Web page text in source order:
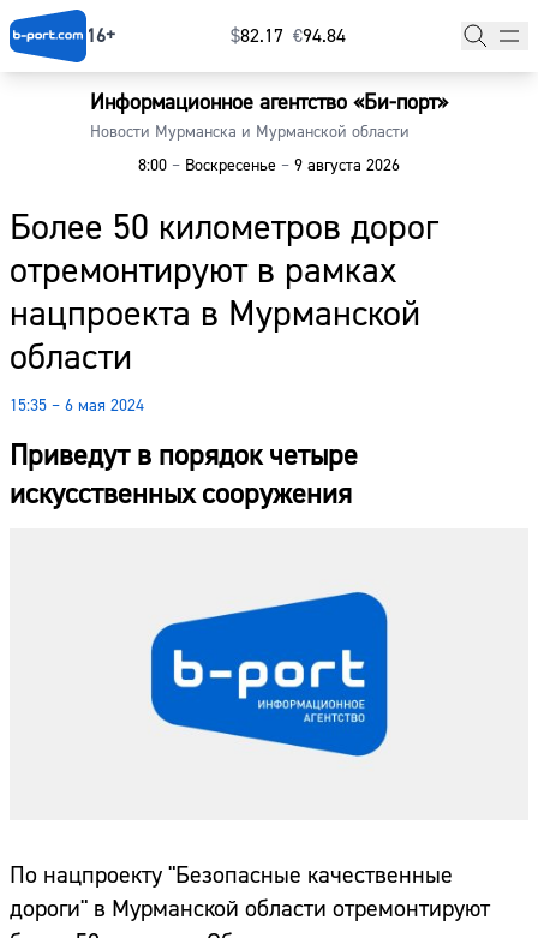
16+ $⁠82.17 €⁠94.84
Информационное агентство «Би-порт»
Новости Мурманска и Мурманской области
8:00 – Воскресенье – 9 августа 2026
Более 50 километров дорог
отремонтируют в рамках
нацпроекта в Мурманской
области
15:35 – 6 мая 2024
Приведут в порядок четыре
искусственных сооружения
По нацпроекту "Безопасные качественные
дороги" в Мурманской области отремонтируют
Главная
Наши гости
Фоторепортажи
Погода
Курсы валют